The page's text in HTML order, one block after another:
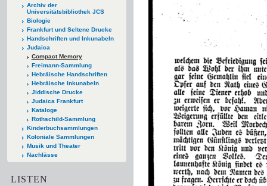
Archiv der
Universitätsbibliothek JCS
Biologie
Frankfurt und Seltene Drucke
Handschriften und Inkunabeln
Judaica
Compact Memory
Freimann-Sammlung
Hebräische Handschriften
Hebräische Inkunabeln
Jiddische Drucke
Judaica Frankfurt
Kataloge
Rothschild-Sammlung
Kinderbuchsammlungen
Koloniale Sammlungen
Musik und Theater
Nachlässe
LISTEN